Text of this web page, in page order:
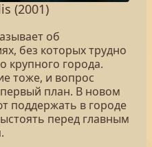
(2001)
об
без которых трудно
крупного города.
тоже, и вопрос
план. В новом
поддержать в городе
перед главным